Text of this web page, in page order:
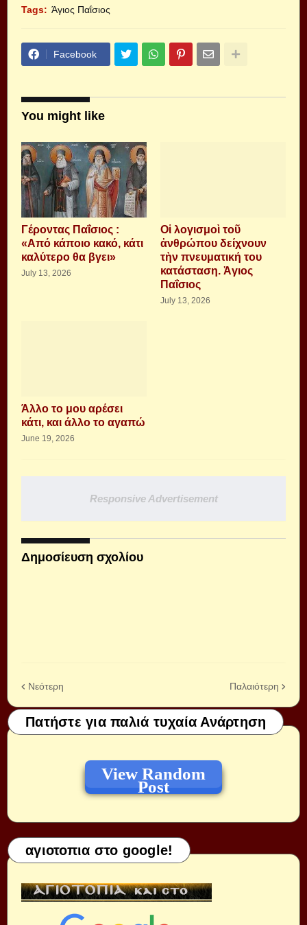
Tags: Άγιος Παΐσιος
Facebook
You might like
Γέροντας Παΐσιος :
«Από κάποιο κακό, κάτι
καλύτερο θα βγει»
July 13, 2026
Οἱ λογισμοὶ τοῦ
ἀνθρώπου δείχνουν
τὴν πνευματική του
κατάσταση. Ἁγιος
Παΐσιος
July 13, 2026
Άλλο το μου αρέσει
κάτι, και άλλο το αγαπώ
June 19, 2026
Responsive Advertisement
Δημοσίευση σχολίου
Νεότερη Παλαιότερη
Πατήστε για παλιά τυχαία Ανάρτηση
View Random
Post
αγιοτοπια στο google!